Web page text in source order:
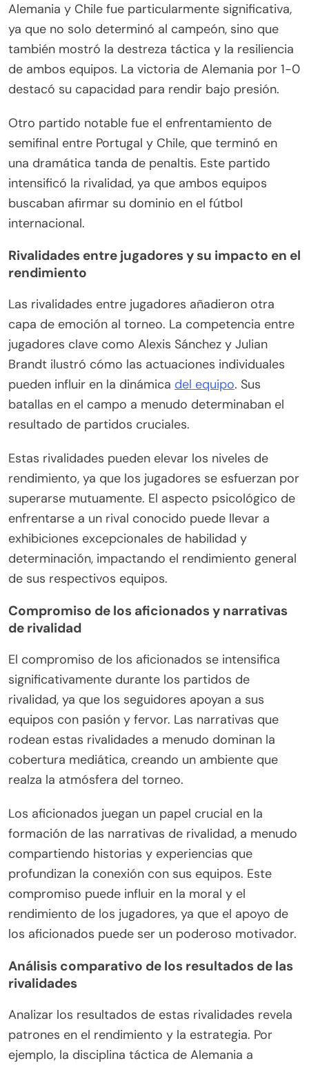
Alemania y Chile fue particularmente significativa,
ya que no solo determinó al campeón, sino que
también mostró la destreza táctica y la resiliencia
de ambos equipos. La victoria de Alemania por 1-0
destacó su capacidad para rendir bajo presión.
Otro partido notable fue el enfrentamiento de
semifinal entre Portugal y Chile, que terminó en
una dramática tanda de penaltis. Este partido
intensificó la rivalidad, ya que ambos equipos
buscaban afirmar su dominio en el fútbol
internacional.
Rivalidades entre jugadores y su impacto en el
rendimiento
Las rivalidades entre jugadores añadieron otra
capa de emoción al torneo. La competencia entre
jugadores clave como Alexis Sánchez y Julian
Brandt ilustró cómo las actuaciones individuales
pueden influir en la dinámica del equipo. Sus
batallas en el campo a menudo determinaban el
resultado de partidos cruciales.
Estas rivalidades pueden elevar los niveles de
rendimiento, ya que los jugadores se esfuerzan por
superarse mutuamente. El aspecto psicológico de
enfrentarse a un rival conocido puede llevar a
exhibiciones excepcionales de habilidad y
determinación, impactando el rendimiento general
de sus respectivos equipos.
Compromiso de los aficionados y narrativas
de rivalidad
El compromiso de los aficionados se intensifica
significativamente durante los partidos de
rivalidad, ya que los seguidores apoyan a sus
equipos con pasión y fervor. Las narrativas que
rodean estas rivalidades a menudo dominan la
cobertura mediática, creando un ambiente que
realza la atmósfera del torneo.
Los aficionados juegan un papel crucial en la
formación de las narrativas de rivalidad, a menudo
compartiendo historias y experiencias que
profundizan la conexión con sus equipos. Este
compromiso puede influir en la moral y el
rendimiento de los jugadores, ya que el apoyo de
los aficionados puede ser un poderoso motivador.
Análisis comparativo de los resultados de las
rivalidades
Analizar los resultados de estas rivalidades revela
patrones en el rendimiento y la estrategia. Por
ejemplo, la disciplina táctica de Alemania a